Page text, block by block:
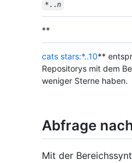
*..n
**
cats stars:*..10**
Repositorys mit dem
weniger Sterne haben.
Abfrage
Mit der